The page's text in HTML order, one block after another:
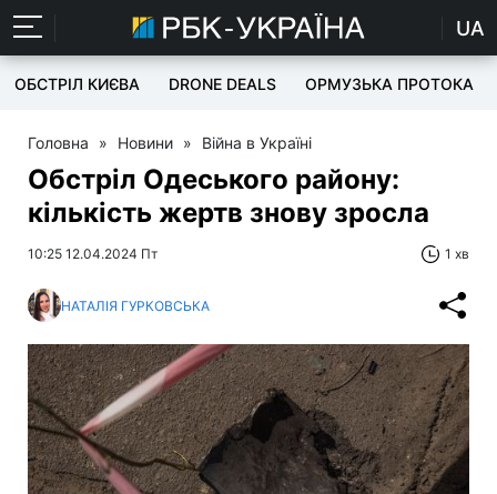
UA
ОБСТРІЛ КИЄВА DRONE DEALS ОРМУЗЬКА ПРОТОКА
Головна » Новини » Війна в Україні
Обстріл Одеського району:
кількість жертв знову зросла
10:25 12.04.2024 Пт 1 хв
НАТАЛІЯ ГУРКОВСЬКА